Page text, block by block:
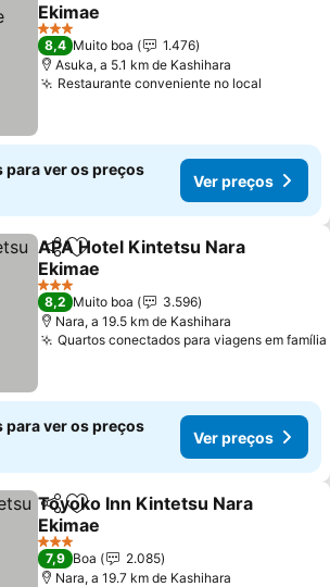
Ekimae
3 Estrelas
8,4 Muito boa
1.476
Asuka, a 5.1 km de Kashihara
Restaurante conveniente no local
para ver os preços
Ver preços
PartilharAdicionar aos favoritos
APA Hotel Kintetsu Nara
Ekimae
3 Estrelas
8,2 Muito boa
3.596
Nara, a 19.5 km de Kashihara
Quartos conectados para viagens em família
para ver os preços
Ver preços
PartilharAdicionar aos favoritos
Toyoko Inn Kintetsu Nara
Ekimae
3 Estrelas
7,9 Boa
2.085
Nara, a 19.7 km de Kashihara